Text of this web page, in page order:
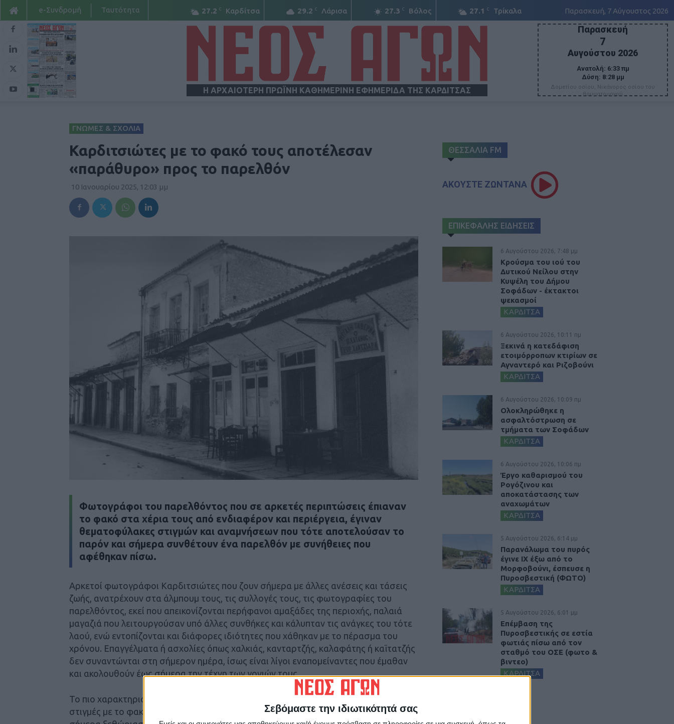
Σεβόμαστε την ιδιωτικότητά σας
27.2 C Καρδίτσα 29.2 C Λάρισα 27.3 C Βόλος 27.1 C Τρίκαλα Παρασκευή, 7 Αύγουστος 2026
e-Συνδρομή Ταυτότητα
Η ΑΡΧΑΙΟΤΕΡΗ ΠΡΩΪΝΗ ΚΑΘΗΜΕΡΙΝΗ ΕΦΗΜΕΡΙΔΑ ΤΗΣ ΚΑΡΔΙΤΣΑΣ
Παρασκευή
7
Αυγούστου 2026
Ανατολή: 6:33 πμ
Δύση: 8:28 μμ
Δομετίου οσίου, Νικάνορος οσίου του
θαυματουργού
ΓΝΩΜΕΣ & ΣΧΟΛΙΑ
Καρδιτσιώτες με το φακό τους αποτέλεσαν
«παράθυρο» προς το παρελθόν
10 Ιανουαρίου 2025, 12:03 μμ
Φωτογράφοι του παρελθόντος που σε αρκετές περιπτώσεις έπιαναν
το φακό στα χέρια τους από ενδιαφέρον και περιέργεια, έγιναν
θεματοφύλακες στιγμών και αναμνήσεων που τότε αποτελούσαν το
παρόν και σήμερα συνθέτουν ένα παρελθόν με συνήθειες που
αφέθηκαν πίσω.
Αρκετοί φωτογράφοι Καρδιτσιώτες που ζουν σήμερα με άλλες ανέσεις και τάσεις
ζωής, ανατρέχουν στα άλμπουμ τους, τις συλλογές τους, τις φωτογραφίες του
παρελθόντος, εκεί που απεικονίζονται περήφανοι αμαξάδες της περιοχής, παλαιά
μαγαζιά που λειτουργούσαν υπό άλλες συνθήκες και κάλυπταν τις ανάγκες του τότε
λαού, ενώ εντοπίζονται και διάφορες ιδιότητες που χάθηκαν με το πέρασμα του
χρόνου. Επαγγέλματα ή ασχολίες όπως xαλκιάς, κανταρτζής, καλαφάτης ή καϊτατζής
δεν συναντώνται στη σήμερον ημέρα, ίσως είναι λίγοι εναπομείναντες που έμαθαν
και ακολουθούν έως σήμερα την τέχνη των γονιών τους.
Το πιο χαρακτηριστικό είναι ότι Καρδιτσιώτες που απαθανάτιζαν τότε καθημερινές
στιγμές με το φακό τους, δεν συνειδητοποιούσαν ότι συνέλεγαν ασχολίες που
ΘΕΣΣΑΛΙΑ FM
ΑΚΟΥΣΤΕ ΖΩΝΤΑΝΑ
ΕΠΙΚΕΦΑΛΗΣ ΕΙΔΗΣΕΙΣ
6 Αυγούστου 2026, 7:48 μμ
Κρούσμα του ιού του
Δυτικού Νείλου στην
Κυψέλη του Δήμου
Σοφάδων - έκτακτοι
ψεκασμοί
ΚΑΡΔΙΤΣΑ
6 Αυγούστου 2026, 10:11 πμ
Ξεκινά η κατεδάφιση
ετοιμόρροπων κτιρίων σε
Αγναντερό και Ριζοβούνι
ΚΑΡΔΙΤΣΑ
6 Αυγούστου 2026, 10:09 πμ
Ολοκληρώθηκε η
ασφαλτόστρωση σε
τμήματα των Σοφάδων
ΚΑΡΔΙΤΣΑ
6 Αυγούστου 2026, 10:06 πμ
Έργο καθαρισμού του
Ρογόζινου και
αποκατάστασης των
αναχωμάτων
ΚΑΡΔΙΤΣΑ
5 Αυγούστου 2026, 6:14 μμ
Παρανάλωμα του πυρός
έγινε ΙΧ έξω από το
Μορφοβούνι, έσπευσε η
Πυροσβεστική (ΦΩΤΟ)
ΚΑΡΔΙΤΣΑ
5 Αυγούστου 2026, 6:01 μμ
Επέμβαση της
Πυροσβεστικής σε εστία
φωτιάς πίσω από τον
σταθμό του ΟΣΕ (φωτο &
βιντεο)
ΚΑΡΔΙΤΣΑ